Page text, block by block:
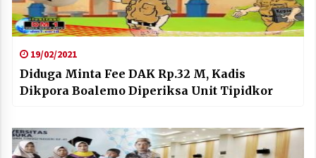
19/02/2021
Diduga Minta Fee DAK Rp.32 M, Kadis
Dikpora Boalemo Diperiksa Unit Tipidkor